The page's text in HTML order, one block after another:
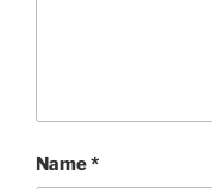
Name*